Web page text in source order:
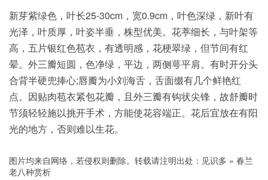
新芽紫绿色，叶长25-30cm，宽0.9cm，叶色深绿，新叶有
光泽，叶质厚，叶姿半垂，株型优美。花葶细长，与叶架等
高，五片银红色苞衣，有透明感，花梗翠绿，但节间有红
晕。外三瓣短圆，色净绿，平边，两侧萼平肩。有时开分头
合背半硬兜捧心;唇瓣为小刘海舌，舌面缀有几个鲜艳红
点。因贴肉苞衣紧包花瓣，且外三瓣有钩状尖锋，故舒瓣时
节须轻轻施以挑开手术，方能使花容端正。花后宜放在有阳
光的地方，否则难以生花。
图片均来自网络，若侵权则删除。转载请注明出处： 见识多 » 春兰
老八种赏析